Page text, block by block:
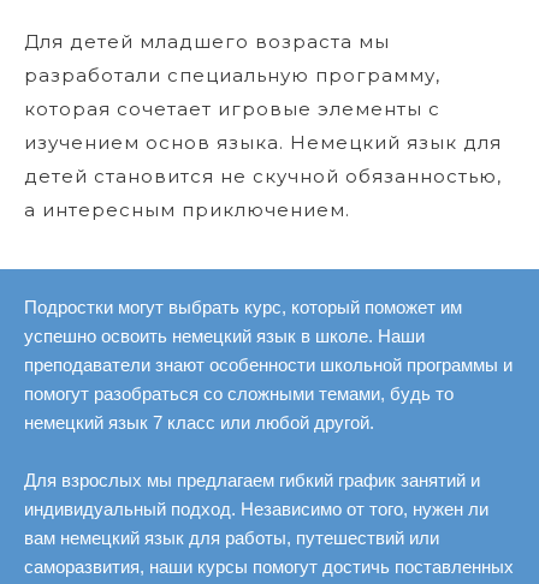
Для детей младшего возраста мы
разработали специальную программу,
которая сочетает игровые элементы с
изучением основ языка. Немецкий язык для
детей становится не скучной обязанностью,
а интересным приключением.
Подростки могут выбрать курс, который поможет им
успешно освоить немецкий язык в школе. Наши
преподаватели знают особенности школьной программы и
помогут разобраться со сложными темами, будь то
немецкий язык 7 класс или любой другой.
Для взрослых мы предлагаем гибкий график занятий и
индивидуальный подход. Независимо от того, нужен ли
вам немецкий язык для работы, путешествий или
саморазвития, наши курсы помогут достичь поставленных